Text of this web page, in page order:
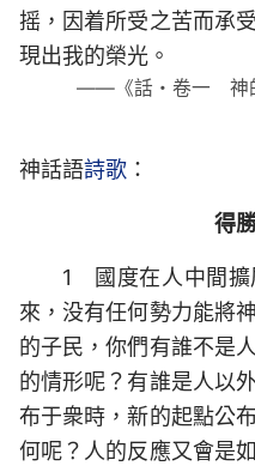
摇，因着所受之苦而承
現出我的榮光。
——《話・卷一 神
神話語詩歌 ：
得
1 國度在人中間擴
來，没有任何勢力能將
的子民，你們有誰不是
的情形呢？有誰是人以
布于衆時，新的起點公
何呢？人的反應又會是